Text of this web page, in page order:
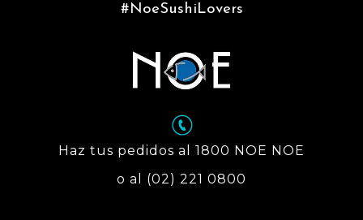
#NoeSushiLovers
Haz tus pedidos al 1800 NOE NOE
o al (02) 221 0800